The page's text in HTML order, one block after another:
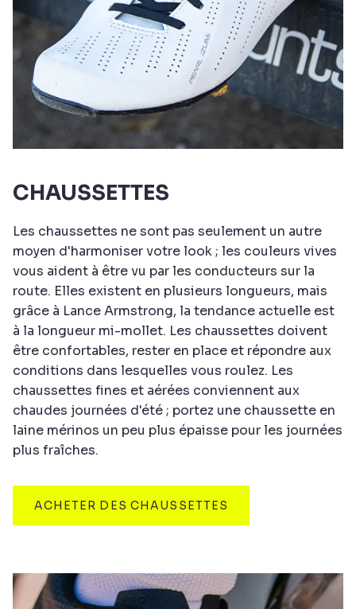
CHAUSSETTES
Les chaussettes ne sont pas seulement un autre
moyen d'harmoniser votre look ; les couleurs vives
vous aident à être vu par les conducteurs sur la
route. Elles existent en plusieurs longueurs, mais
grâce à Lance Armstrong, la tendance actuelle est
à la longueur mi-mollet. Les chaussettes doivent
être confortables, rester en place et répondre aux
conditions dans lesquelles vous roulez. Les
chaussettes fines et aérées conviennent aux
chaudes journées d'été ; portez une chaussette en
laine mérinos un peu plus épaisse pour les journées
plus fraîches.
ACHETER DES CHAUSSETTES